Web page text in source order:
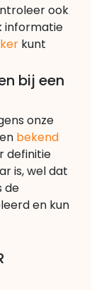
ook
informatie
kunt
bij een
onze
bekend
definitie
is, wel dat
de
en kun